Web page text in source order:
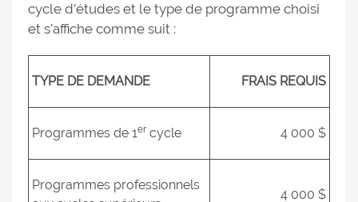
cycle d’études et le type de programme choisi
et s’affiche comme suit :
TYPE DE DEMANDE FRAIS REQUIS
Programmes de 1er cycle 4 000 $
Programmes professionnels
4 000 $